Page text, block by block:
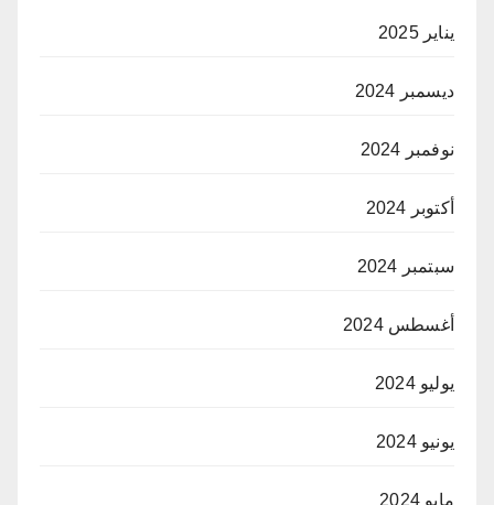
يناير 2025
ديسمبر 2024
نوفمبر 2024
أكتوبر 2024
سبتمبر 2024
أغسطس 2024
يوليو 2024
يونيو 2024
مايو 2024